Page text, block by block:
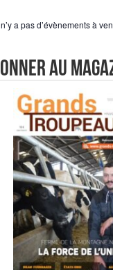
a pas d’évènements à
au